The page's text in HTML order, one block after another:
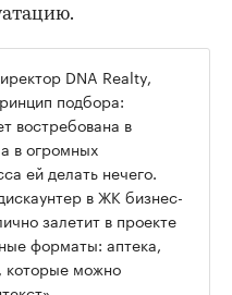
DNA Realty,
подбора:
востребована в
в огромных
ей делать нечего.
в ЖК бизнес-
залетит в проекте
форматы: аптека,
которые можно